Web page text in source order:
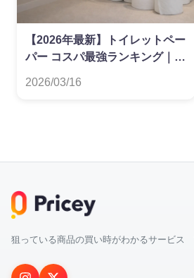
【2026年最新】トイレットペー
パー コスパ最強ランキング｜ダ
2026/03/16
狙っている商品の買い時がわかるサービス